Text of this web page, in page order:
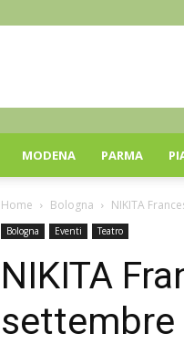
MODENA PARMA
Home Bologna NIKITA
Bologna Eventi Teatro
NIKITA
settembre